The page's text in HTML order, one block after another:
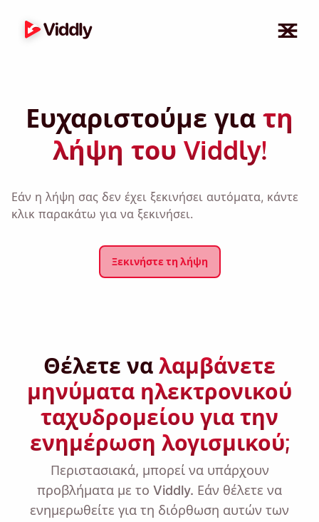
Ευχαριστούμε για τη
λήψη του Viddly!
Εάν η λήψη σας δεν έχει ξεκινήσει αυτόματα, κάντε
κλικ παρακάτω για να ξεκινήσει.
Ξεκινήστε τη λήψη
Θέλετε να λαμβάνετε
μηνύματα ηλεκτρονικού
ταχυδρομείου για την
ενημέρωση λογισμικού;
Περιστασιακά, μπορεί να υπάρχουν
προβλήματα με το Viddly. Εάν θέλετε να
ενημερωθείτε για τη διόρθωση αυτών των